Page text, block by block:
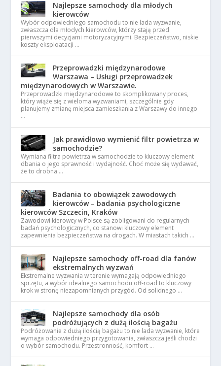
Najlepsze samochody dla młodych
kierowców
Wybór odpowiedniego samochodu to nie lada wyzwanie,
zwłaszcza dla młodych kierowców, którzy stają przed
pierwszymi decyzjami motoryzacyjnymi. Bezpieczeństwo, niskie
koszty eksploatacji …
Przeprowadzki międzynarodowe
Warszawa – Usługi przeprowadzek
międzynarodowych w Warszawie.
Przeprowadzki międzynarodowe to skomplikowany proces,
który wiąże się z wieloma wyzwaniami, szczególnie gdy
planujemy zmianę miejsca zamieszkania z Warszawy do innego
…
Jak prawidłowo wymienić filtr powietrza w
samochodzie?
Wymiana filtra powietrza w samochodzie to kluczowy element
dbania o jego sprawność i wydajność. Choć może się wydawać,
że to drobna …
Badania to obowiązek zawodowych
kierowców – badania psychologiczne
kierowców Szczecin, Kraków
Zawodowi kierowcy w Polsce są zobligowani do regularnych
badań psychologicznych, co stanowi kluczowy element
zapewnienia bezpieczeństwa na drogach. W miastach takich …
Najlepsze samochody off-road dla fanów
ekstremalnych wyzwań
Ekstremalne wyzwania w terenie wymagają odpowiedniego
sprzętu, a wybór idealnego samochodu off-road to kluczowy
krok w stronę niezapomnianych przygód. Od solidnego …
Najlepsze samochody dla osób
podróżujących z dużą ilością bagażu
Podróżowanie z dużą ilością bagażu to nie lada wyzwanie, które
wymaga odpowiedniego przygotowania, zwłaszcza jeśli chodzi
o wybór samochodu. Przestronność, komfort …